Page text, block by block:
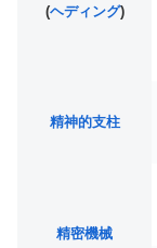
(ヘディング)
精神的支柱
精密機械